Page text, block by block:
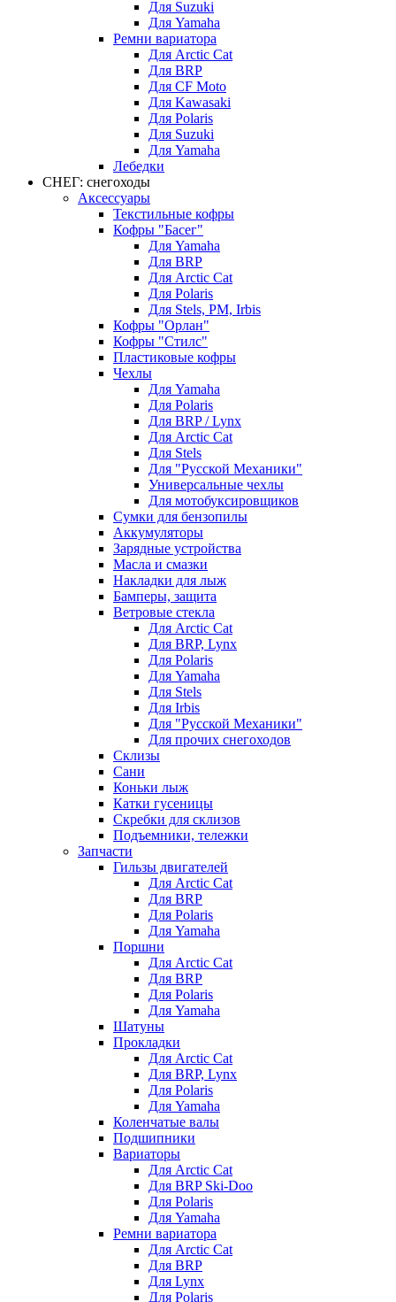
Для Suzuki
Для Yamaha
Ремни вариатора
Для Arctic Cat
Для BRP
Для CF Moto
Для Kawasaki
Для Polaris
Для Suzuki
Для Yamaha
Лебедки
СНЕГ: снегоходы
Аксессуары
Текстильные кофры
Кофры "Басег"
Для Yamaha
Для BRP
Для Arctic Cat
Для Polaris
Для Stels, РМ, Irbis
Кофры "Орлан"
Кофры "Стилс"
Пластиковые кофры
Чехлы
Для Yamaha
Для Polaris
Для BRP / Lynx
Для Arctic Cat
Для Stels
Для "Русской Механики"
Универсальные чехлы
Для мотобуксировщиков
Сумки для бензопилы
Аккумуляторы
Зарядные устройства
Масла и смазки
Накладки для лыж
Бамперы, защита
Ветровые стекла
Для Arctic Cat
Для BRP, Lynx
Для Polaris
Для Yamaha
Для Stels
Для Irbis
Для "Русской Механики"
Для прочих снегоходов
Склизы
Сани
Коньки лыж
Катки гусеницы
Скребки для склизов
Подъемники, тележки
Запчасти
Гильзы двигателей
Для Arctic Cat
Для BRP
Для Polaris
Для Yamaha
Поршни
Для Arctic Cat
Для BRP
Для Polaris
Для Yamaha
Шатуны
Прокладки
Для Arctic Cat
Для BRP, Lynx
Для Polaris
Для Yamaha
Коленчатые валы
Подшипники
Вариаторы
Для Arctic Cat
Для BRP Ski-Doo
Для Polaris
Для Yamaha
Ремни вариатора
Для Arctic Cat
Для BRP
Для Lynx
Для Polaris